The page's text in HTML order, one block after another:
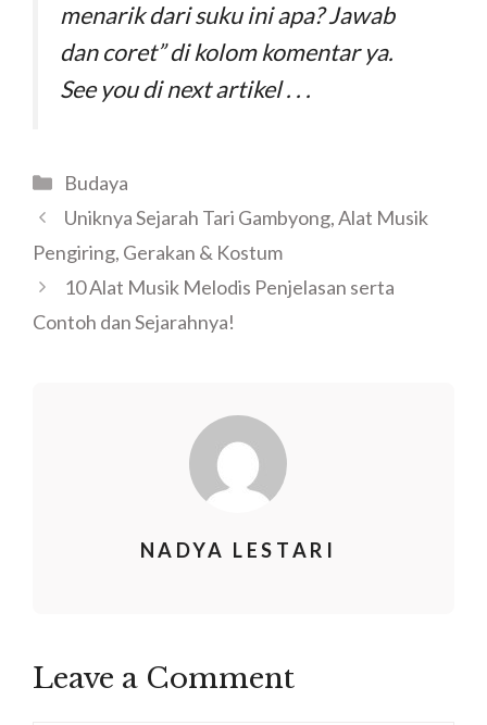
menarik dari suku ini apa? Jawab
dan coret” di kolom komentar ya.
See you di next artikel . . .
Budaya
Uniknya Sejarah Tari Gambyong, Alat Musik
Pengiring, Gerakan & Kostum
10 Alat Musik Melodis Penjelasan serta
Contoh dan Sejarahnya!
NADYA LESTARI
Leave a Comment